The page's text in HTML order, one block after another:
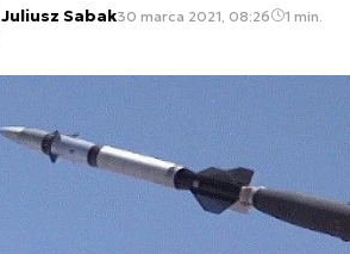
Juliusz Sabak30 marca 2021, 08:26 1 min.